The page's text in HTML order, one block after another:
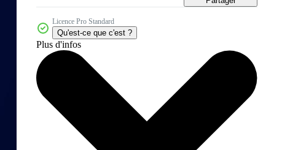
Licence Pro Standard
Qu'est-ce que c'est ?
Plus d'infos